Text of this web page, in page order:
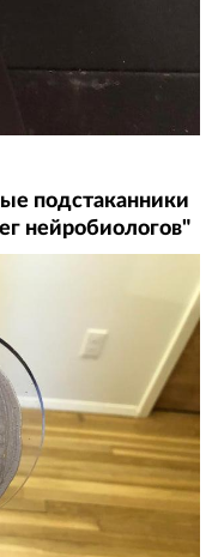
подстаканники
нейробиологов"